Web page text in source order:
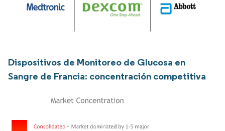
Dispositivos de Monitoreo de Glucosa en
Sangre de Francia: concentración competitiva